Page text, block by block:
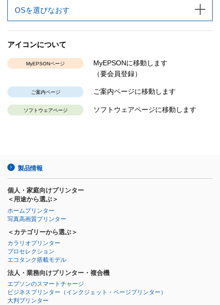
OSを選びなおす
アイコンについて
MyEPSONページ
MyEPSONに移動します
（要会員登録）
ご案内ページ ご案内ページに移動します
ソフトウェアページ ソフトウェアページに移動します
製品情報
個人・家庭向けプリンター
＜用途から選ぶ＞
ホームプリンター
写真高画質プリンター
＜カテゴリーから選ぶ＞
カラリオプリンター
プロセレクション
エコタンク搭載モデル
法人・業務向けプリンター・複合機
エプソンのスマートチャージ
ビジネスプリンター （インクジェット・ページプリンター）
大判プリンター